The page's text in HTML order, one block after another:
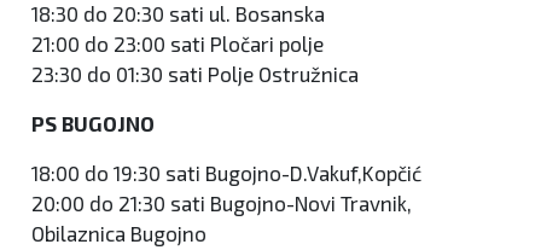
18:30 do 20:30 sati ul. Bosanska
21:00 do 23:00 sati Pločari polje
23:30 do 01:30 sati Polje Ostružnica
PS BUGOJNO
18:00 do 19:30 sati Bugojno-D.Vakuf,Kopčić
20:00 do 21:30 sati Bugojno-Novi Travnik,
Obilaznica Bugojno